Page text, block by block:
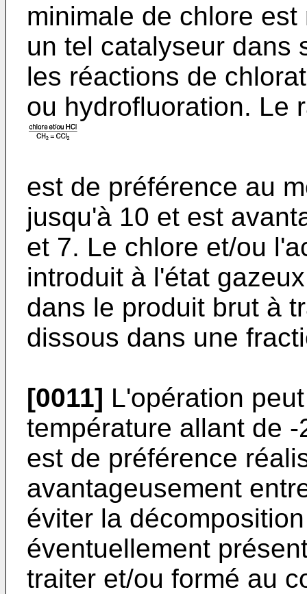
minimale de chlore
un tel catalyseur dans
les réactions de
ou hydrofluoration. Le
est de préférence au
jusqu'à 10 et est
et 7. Le chlore et/ou
introduit à l'état
dans le produit brut à
dissous dans une
[0011] L'opération
température allant de
est de préférence
avantageusement
éviter la
éventuellement
traiter et/ou formé au